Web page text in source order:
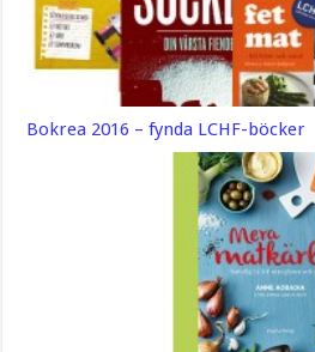
Bokrea 2016 – fynda LCHF-böcker